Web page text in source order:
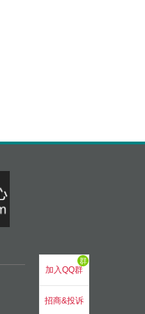
加入QQ群
群
招商&投诉